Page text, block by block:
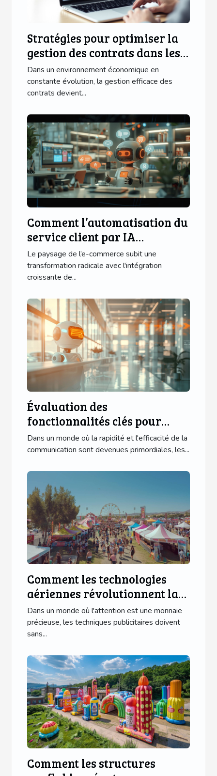
Stratégies pour optimiser la
gestion des contrats dans les
PME
Dans un environnement économique en
constante évolution, la gestion efficace des
contrats devient...
Comment l’automatisation du
service client par IA
transforme l’e-commerce
Le paysage de l’e-commerce subit une
transformation radicale avec l'intégration
croissante de...
Évaluation des
fonctionnalités clés pour
optimiser l'interaction client
via chatbots
Dans un monde où la rapidité et l'efficacité de la
communication sont devenues primordiales, les...
Comment les technologies
aériennes révolutionnent la
publicité événementielle
Dans un monde où l'attention est une monnaie
précieuse, les techniques publicitaires doivent
sans...
Comment les structures